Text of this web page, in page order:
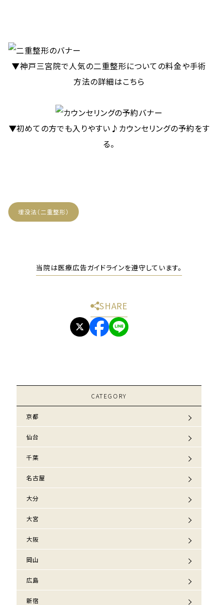
▼神戸三宮院で人気の二重整形についての料金や手術
方法の詳細はこちら
▼初めての方でも入りやすい♪カウンセリングの予約をす
る。
埋没法（二重整形）
当院は医療広告ガイドラインを遵守しています。
SHARE
CATEGORY
京都
仙台
千葉
名古屋
大分
大宮
大阪
岡山
広島
新宿